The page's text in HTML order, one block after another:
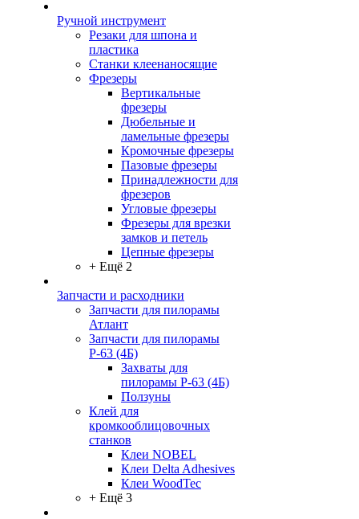
Ручной инструмент
Резаки для шпона и
пластика
Станки клеенаносящие
Фрезеры
Вертикальные
фрезеры
Дюбельные и
ламельные фрезеры
Кромочные фрезеры
Пазовые фрезеры
Принадлежности для
фрезеров
Угловые фрезеры
Фрезеры для врезки
замков и петель
Цепные фрезеры
+ Ещё 2
Запчасти и расходники
Запчасти для пилорамы
Атлант
Запчасти для пилорамы
Р-63 (4Б)
Захваты для
пилорамы Р-63 (4Б)
Ползуны
Клей для
кромкооблицовочных
станков
Клеи NOBEL
Клеи Delta Adhesives
Клеи WoodTec
+ Ещё 3